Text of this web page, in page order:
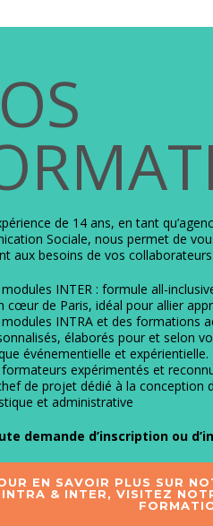
de 14 ans, en tant
Sociale, nous permet de
aux besoins de vos
INTER : formule all-
cœur de Paris, idéal pour allier
INTRA et des formations
élaborés pour et selon
événementielle et expérientielle.
expérimentés et
de projet dédié à la conception
et administrative
demande d’inscription ou
EN SAVOIR PLUS SUR
INTRA & INTER, VISITEZ